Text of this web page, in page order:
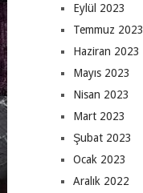
Eylül 2023
Temmuz 2023
Haziran 2023
Mayıs 2023
Nisan 2023
Mart 2023
Şubat 2023
Ocak 2023
Aralık 2022